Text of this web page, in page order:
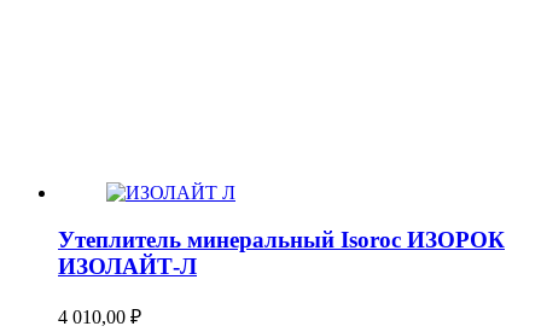
Утеплитель минеральный Isoroc ИЗОРОК
ИЗОЛАЙТ-Л
4 010,00 ₽